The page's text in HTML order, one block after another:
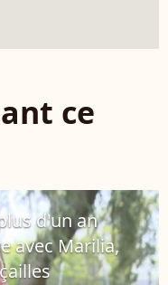
ce
d'un an
avec Marilia,